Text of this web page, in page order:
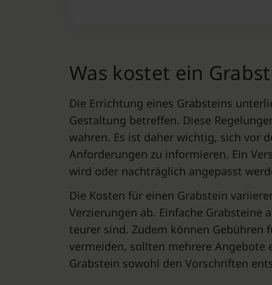
Was kostet ein
Die Errichtung eines Grabsteins
Gestaltung betreffen. Diese
wahren. Es ist daher wichtig, sich vor
Anforderungen zu informieren. Ein
wird oder nachträglich angepasst
Die Kosten für einen Grabstein
Verzierungen ab. Einfache
teurer sind. Zudem können
vermeiden, sollten mehrere
Grabstein sowohl den Vorschriften